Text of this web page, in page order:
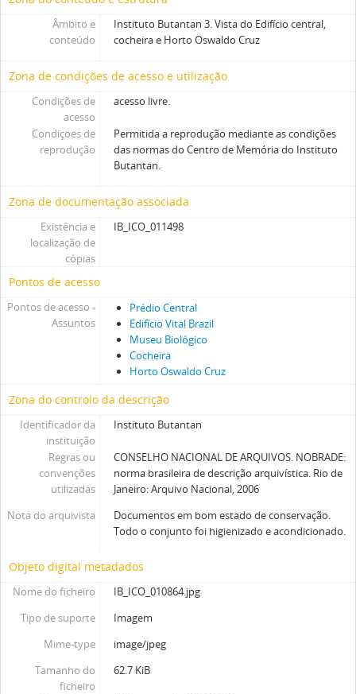
Âmbito e
conteúdo
Instituto Butantan 3. Vista do Edifício central,
cocheira e Horto Oswaldo Cruz
Zona de condições de acesso e utilização
Condições de
acesso
acesso livre.
Condiçoes de
reprodução
Permitida a reprodução mediante as condições
das normas do Centro de Memória do Instituto
Butantan.
Zona de documentação associada
Existência e
localização de
cópias
IB_ICO_011498
Pontos de acesso
Pontos de acesso -
Assuntos
Prédio Central
Edifício Vital Brazil
Museu Biológico
Cocheira
Horto Oswaldo Cruz
Zona do controlo da descrição
Identificador da
instituição
Instituto Butantan
Regras ou
convenções
utilizadas
CONSELHO NACIONAL DE ARQUIVOS. NOBRADE:
norma brasileira de descrição arquivística. Rio de
Janeiro: Arquivo Nacional, 2006
Nota do arquivista
Documentos em bom estado de conservação.
Todo o conjunto foi higienizado e acondicionado.
Objeto digital metadados
Nome do ficheiro
IB_ICO_010864.jpg
Tipo de suporte
Imagem
Mime-type
image/jpeg
Tamanho do
ficheiro
62.7 KiB